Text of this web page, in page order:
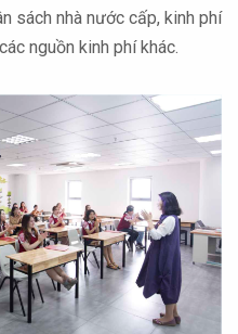
sách nhà nước cấp, kinh phí
nguồn kinh phí khác.